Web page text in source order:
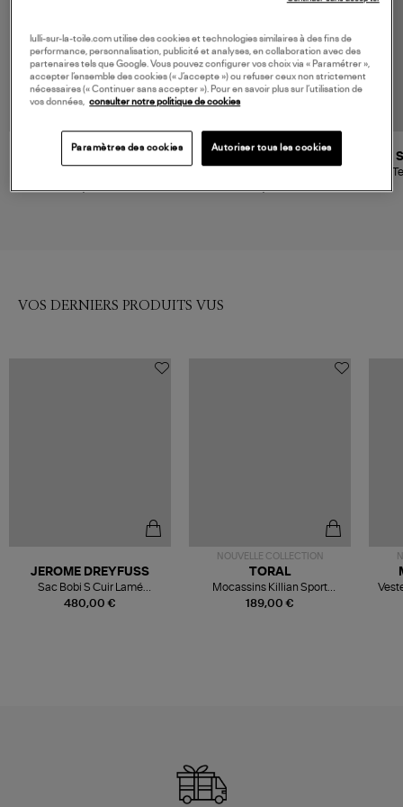
50,00 € 40,00 €
VOS DERNIERS PRODUITS VUS
480,00 €
JEROME DREYFUSS
Sac Bobi S Cuir Lamé
Champagne
NOUVELLE COLLECTION
189,00 €
TORAL
Mocassins Killian Sport
Mousse
lulli-sur-la-toile.com utilise des cookies et technologies similaires à des fins de
performance, personnalisation, publicité et analyses, en collaboration avec des
partenaires tels que Google. Vous pouvez configurer vos choix via « Paramétrer »,
accepter l’ensemble des cookies (« J’accepte ») ou refuser ceux non strictement
nécessaires (« Continuer sans accepter »). Pour en savoir plus sur l’utilisation de
vos données, consulter notre politique de cookies
Paramètres des cookies Autoriser tous les cookies